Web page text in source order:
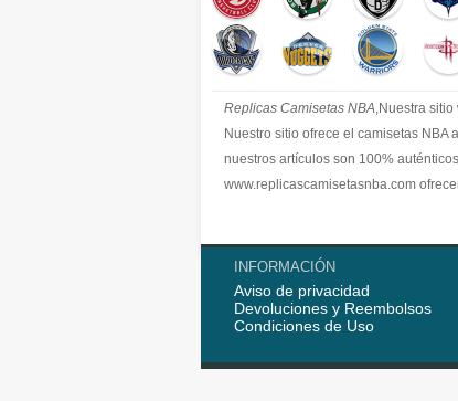
Replicas Camisetas NBA,Nuestra
Nuestro sitio ofrece el camisetas
nuestros artículos son 100%
www.replicascamisetasnba.com
INFORMACIÓN
Aviso de privacidad
Devoluciones y Reembolsos
Condiciones de Uso